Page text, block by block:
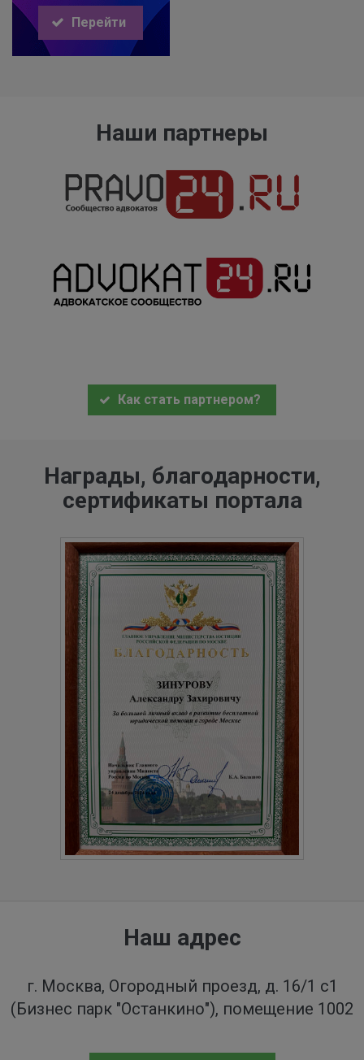
Перейти
Наши партнеры
Как стать партнером?
Награды, благодарности,
сертификаты портала
Наш адрес
г. Москва, Огородный проезд, д. 16/1 с1
(Бизнес парк "Останкино"), помещение 1002